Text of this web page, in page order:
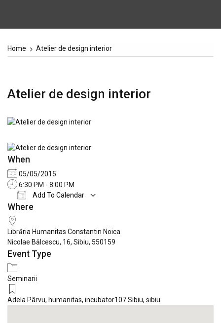
Home Atelier de design interior
Atelier de design interior
When
05/05/2015
6:30 PM - 8:00 PM
Add To Calendar
Download ICS
Where
Librăria Humanitas Constantin Noica
Nicolae Bălcescu, 16, Sibiu, 550159
Event Type
Seminarii
Adela Pârvu, humanitas, incubator107 Sibiu, sibiu